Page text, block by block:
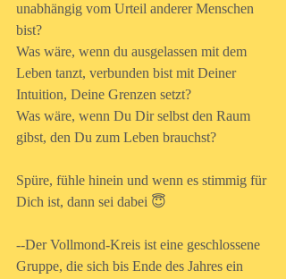
unabhängig vom Urteil anderer Menschen
bist?
Was wäre, wenn du ausgelassen mit dem
Leben tanzt, verbunden bist mit Deiner
Intuition, Deine Grenzen setzt?
Was wäre, wenn Du Dir selbst den Raum
gibst, den Du zum Leben brauchst?
Spüre, fühle hinein und wenn es stimmig für
Dich ist, dann sei dabei 😇
--Der Vollmond-Kreis ist eine geschlossene
Gruppe, die sich bis Ende des Jahres ein